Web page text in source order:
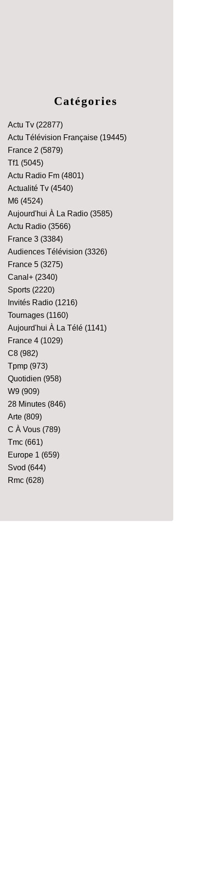
Catégories
Actu Tv (22877)
Actu Télévision Française (19445)
France 2 (5879)
Tf1 (5045)
Actu Radio Fm (4801)
Actualité Tv (4540)
M6 (4524)
Aujourd'hui À La Radio (3585)
Actu Radio (3566)
France 3 (3384)
Audiences Télévision (3326)
France 5 (3275)
Canal+ (2340)
Sports (2220)
Invités Radio (1216)
Tournages (1160)
Aujourd'hui À La Télé (1141)
France 4 (1029)
C8 (982)
Tpmp (973)
Quotidien (958)
W9 (909)
28 Minutes (846)
Arte (809)
C À Vous (789)
Tmc (661)
Europe 1 (659)
Svod (644)
Rmc (628)